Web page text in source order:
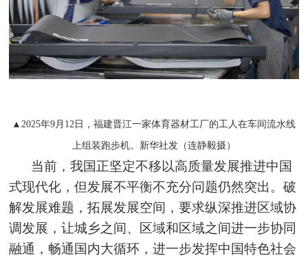
▲2025年9月12日，福建晋江一家体育器材工厂的工人在车间流水线
上组装跑步机。新华社发（连静毅摄）
当前，我国正坚定不移以高质量发展推进中国
式现代化，但发展不平衡不充分问题仍然突出。破
解发展难题，拓展发展空间，要求纵深推进区域协
调发展，让城乡之间、区域和区域之间进一步协同
融通，畅通国内大循环，进一步发挥中国特色社会